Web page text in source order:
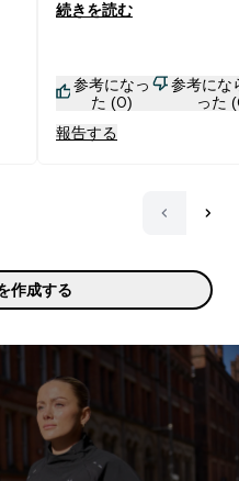
ミニ に聞いたら、 製造
すが、とりあえず 賞味期
だ来てなかったので、せ
到着したのでとりあえず
続きを読む
参考になっ
た (0)
参考にな
った
報告する
作成する